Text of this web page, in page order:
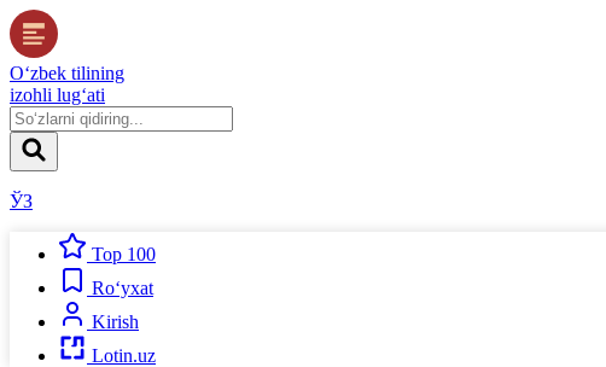
O‘zbek tilining
izohli lug‘ati
ЎЗ
Top 100
Ro‘yxat
Kirish
Lotin.uz